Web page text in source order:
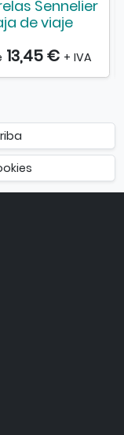
Sennelier
de viaje
13,45 € + IVA